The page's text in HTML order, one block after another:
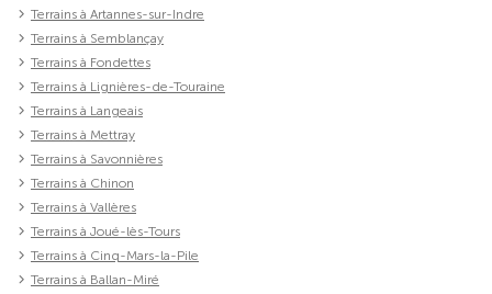
Terrains à Artannes-sur-Indre
Terrains à Semblançay
Terrains à Fondettes
Terrains à Lignières-de-Touraine
Terrains à Langeais
Terrains à Mettray
Terrains à Savonnières
Terrains à Chinon
Terrains à Vallères
Terrains à Joué-lès-Tours
Terrains à Cinq-Mars-la-Pile
Terrains à Ballan-Miré